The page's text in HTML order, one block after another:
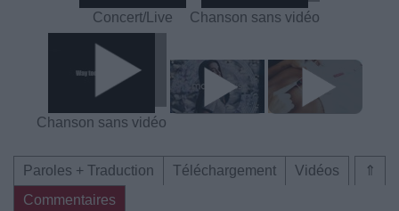
Concert/Live Chanson sans vidéo
Chanson sans vidéo
⇑
Paroles + Traduction Téléchargement
Vidéos
Commentaires